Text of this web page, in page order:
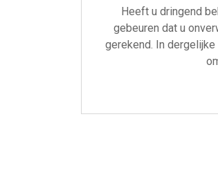
Heeft u dringend
gebeuren dat u
gerekend. In